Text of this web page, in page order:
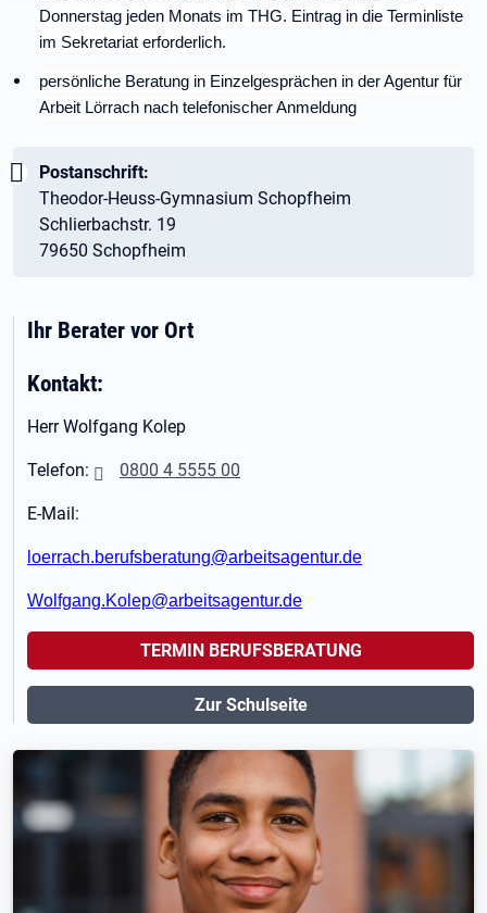
Donnerstag jeden Monats im THG. Eintrag in die Terminliste
im Sekretariat erforderlich.
persönliche Beratung in Einzelgesprächen in der Agentur für
Arbeit Lörrach nach telefonischer Anmeldung
Wichtig:
Postanschrift:
Theodor-Heuss-Gymnasium Schopfheim
Schlierbachstr. 19
79650 Schopfheim
Ihr Berater vor Ort
Kontakt:
Herr Wolfgang Kolep
Telefon: 0800 4 5555 00
E-Mail:
loerrach.berufsberatung@arbeitsagentur.de
Wolfgang.Kolep@arbeitsagentur.de
TERMIN BERUFSBERATUNG
Zur Schulseite